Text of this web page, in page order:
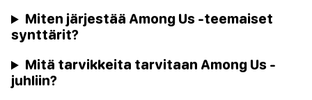
Miten järjestää Among Us -teemaiset
synttärit?
Mitä tarvikkeita tarvitaan Among Us -
juhliin?